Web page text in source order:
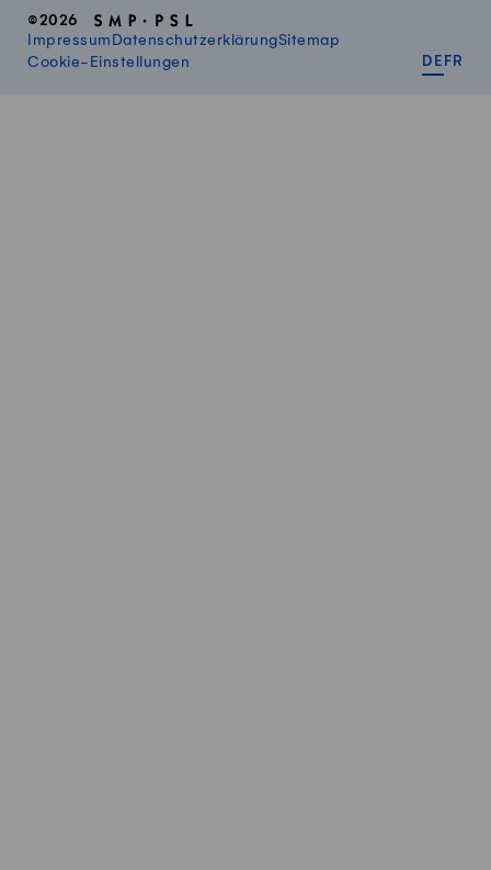
©2026
Impressum DatenschutzerklärungSitemap
Cookie-Einstellungen
DE FR